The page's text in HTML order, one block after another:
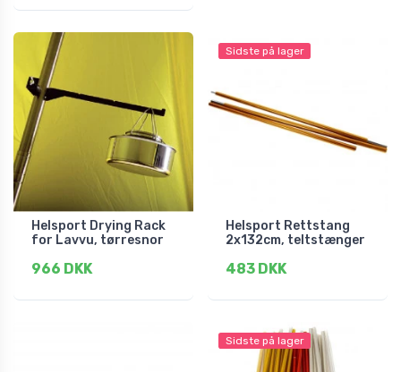
Helsport Drying Rack
for Lavvu, tørresnor
966 DKK
Sidste på lager
Helsport Rettstang
2x132cm, teltstænger
483 DKK
Sidste på lager